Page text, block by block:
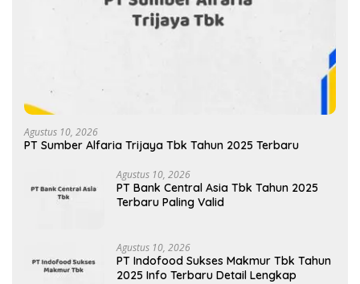
Agustus 10, 2026
PT Sumber Alfaria Trijaya Tbk Tahun 2025 Terbaru
Agustus 10, 2026
PT Bank Central Asia Tbk Tahun 2025
Terbaru Paling Valid
Agustus 10, 2026
PT Indofood Sukses Makmur Tbk Tahun
2025 Info Terbaru Detail Lengkap